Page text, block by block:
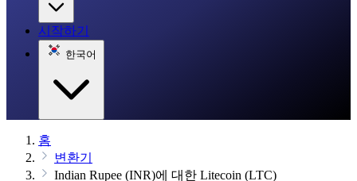
시작하기
한국어
홈
변환기
Indian Rupee (INR)에 대한 Litecoin (LTC)